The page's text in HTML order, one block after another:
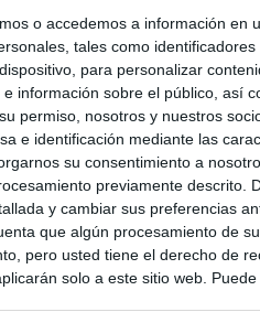
o accedemos a información en
tales como identificadores
para personalizar
información sobre el público, así
permiso, nosotros y nuestros
e identificación mediante las
su consentimiento a
previamente descrito.
y cambiar sus preferencias
que algún procesamiento de
pero usted tiene el derecho de
solo a este sitio web.